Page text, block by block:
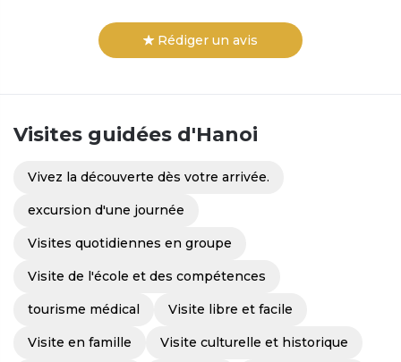
Rédiger un avis
Visites guidées d'Hanoi
Vivez la découverte dès votre arrivée.
excursion d'une journée
Visites quotidiennes en groupe
Visite de l'école et des compétences
tourisme médical Visite libre et facile
Visite en famille Visite culturelle et historique